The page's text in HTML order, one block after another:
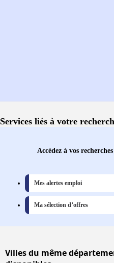
Services liés à votre
Accédez à vos
Mes alertes emploi
Ma sélection d’offres
Villesdu même